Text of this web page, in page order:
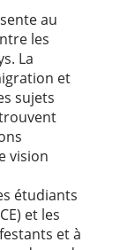
au
les
La
et
sujets
vision
étudiants
et les
et à